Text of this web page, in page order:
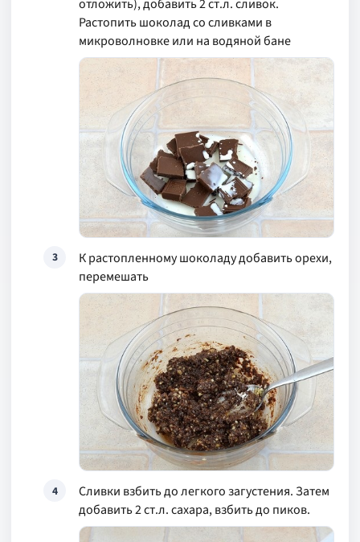
отложить), добавить 2 ст.л. сливок.
Растопить шоколад со сливками в
микроволновке или на водяной бане
3
К растопленному шоколаду добавить орехи,
перемешать
4
Сливки взбить до легкого загустения. Затем
добавить 2 ст.л. сахара, взбить до пиков.